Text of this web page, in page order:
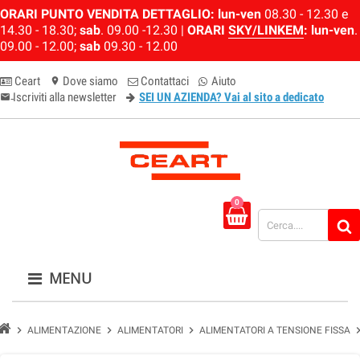
ORARI PUNTO VENDITA DETTAGLIO: lun-ven 08.30 - 12.30 e
14.30 - 18.30; sab. 09.00 -12.30 | ORARI SKY/LINKEM: lun-ven.
09.00 - 12.00; sab 09.30 - 12.00
Ceart location_on Dove siamo Contattaci Aiuto
email-newsletter
Iscriviti alla newsletter SEI UN AZIENDA? Vai al sito a dedicato
0
MENU
chevron_right ALIMENTAZIONE chevron_right ALIMENTATORI chevron_right ALIMENTATORI A TENSIONE FISSA